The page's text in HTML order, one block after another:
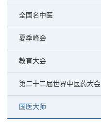
全国名中医
夏季峰会
教育大会
第二十二届世界中医药大会
国医大师